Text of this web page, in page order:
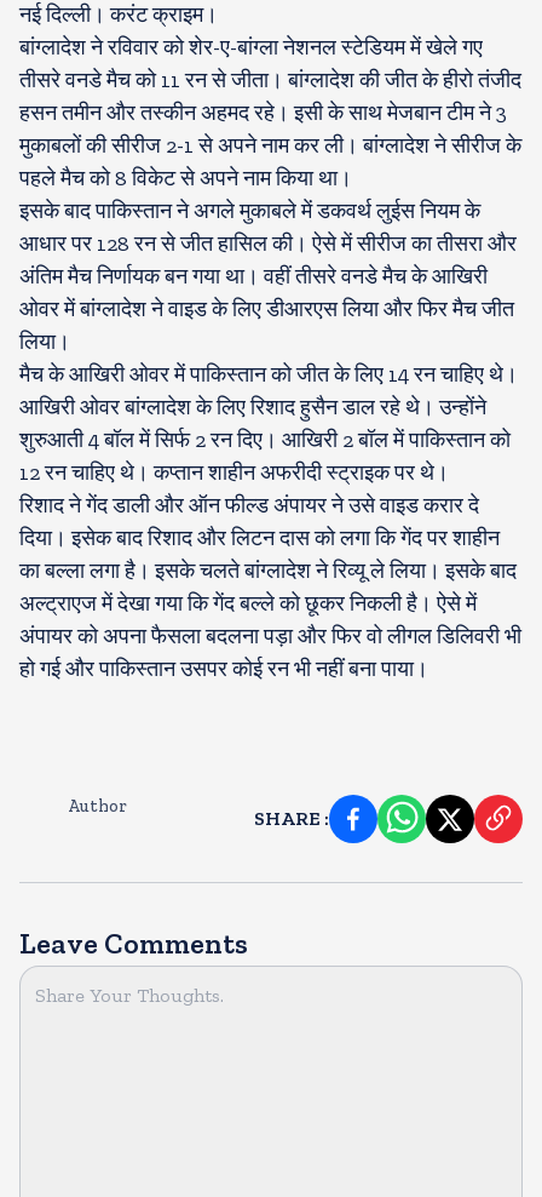
नई दिल्ली। करंट क्राइम।
बांग्लादेश ने रविवार को शेर-ए-बांग्ला नेशनल स्टेडियम में खेले गए
तीसरे वनडे मैच को 11 रन से जीता। बांग्लादेश की जीत के हीरो तंजीद
हसन तमीन और तस्कीन अहमद रहे। इसी के साथ मेजबान टीम ने 3
मुकाबलों की सीरीज 2-1 से अपने नाम कर ली। बांग्लादेश ने सीरीज के
पहले मैच को 8 विकेट से अपने नाम किया था।
इसके बाद पाकिस्तान ने अगले मुकाबले में डकवर्थ लुईस नियम के
आधार पर 128 रन से जीत हासिल की। ऐसे में सीरीज का तीसरा और
अंतिम मैच निर्णायक बन गया था। वहीं तीसरे वनडे मैच के आखिरी
ओवर में बांग्लादेश ने वाइड के लिए डीआरएस लिया और फिर मैच जीत
लिया।
मैच के आखिरी ओवर में पाकिस्तान को जीत के लिए 14 रन चाहिए थे।
आखिरी ओवर बांग्लादेश के लिए रिशाद हुसैन डाल रहे थे। उन्होंने
शुरुआती 4 बॉल में सिर्फ 2 रन दिए। आखिरी 2 बॉल में पाकिस्तान को
12 रन चाहिए थे। कप्तान शाहीन अफरीदी स्ट्राइक पर थे।
रिशाद ने गेंद डाली और ऑन फील्ड अंपायर ने उसे वाइड करार दे
दिया। इसेक बाद रिशाद और लिटन दास को लगा कि गेंद पर शाहीन
का बल्ला लगा है। इसके चलते बांग्लादेश ने रिव्यू ले लिया। इसके बाद
अल्ट्राएज में देखा गया कि गेंद बल्ले को छूकर निकली है। ऐसे में
अंपायर को अपना फैसला बदलना पड़ा और फिर वो लीगल डिलिवरी भी
हो गई और पाकिस्तान उसपर कोई रन भी नहीं बना पाया।
Author
SHARE :
Leave Comments